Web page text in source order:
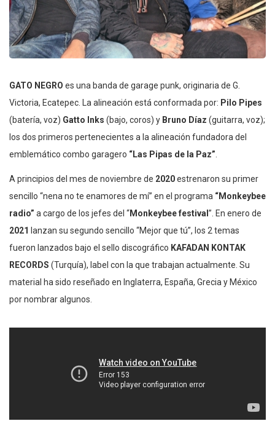
GATO NEGRO es una banda de garage punk, originaria de G.
Victoria, Ecatepec. La alineación está conformada por: Pilo Pipes
(batería, voz) Gatto Inks (bajo, coros) y Bruno Díaz (guitarra, voz);
los dos primeros pertenecientes a la alineación fundadora del
emblemático combo garagero “Las Pipas de la Paz”.
A principios del mes de noviembre de 2020estrenaron su primer
sencillo “nena no te enamores de mí” en el programa “Monkeybee
radio” a cargo de los jefes del “Monkeybee festival ”. En enero de
2021 lanzan su segundo sencillo “Mejor que tú”, los 2 temas
fueron lanzados bajo el sello discográfico KAFADAN KONTAK
RECORDS (Turquía), label con la que trabajan actualmente. Su
material ha sido reseñado en Inglaterra, España, Grecia y México
por nombrar algunos.